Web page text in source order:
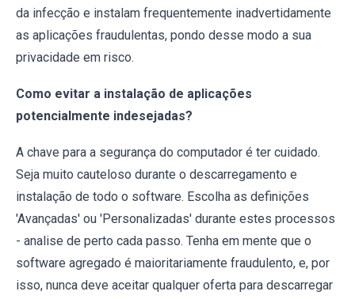
da infecção e instalam frequentemente inadvertidamente
as aplicações fraudulentas, pondo desse modo a sua
privacidade em risco.
Como evitar a instalação de aplicações
potencialmente indesejadas?
A chave para a segurança do computador é ter cuidado.
Seja muito cauteloso durante o descarregamento e
instalação de todo o software. Escolha as definições
'Avançadas' ou 'Personalizadas' durante estes processos
- analise de perto cada passo. Tenha em mente que o
software agregado é maioritariamente fraudulento, e, por
isso, nunca deve aceitar qualquer oferta para descarregar